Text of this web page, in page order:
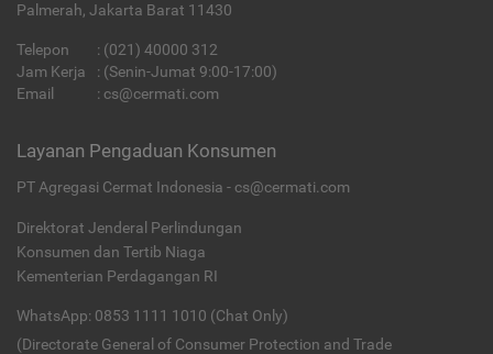
Palmerah, Jakarta Barat 11430
Telepon : (021) 40000 312
Jam Kerja
: (Senin-Jumat 9:00-17:00)
Email
: cs@cermati.com
Layanan Pengaduan Konsumen
PT Agregasi Cermat Indonesia - cs@cermati.com
Direktorat Jenderal Perlindungan
Konsumen dan Tertib Niaga
Kementerian Perdagangan RI
WhatsApp: 0853 1111 1010 (Chat Only)
(Directorate General of Consumer Protection and Trade